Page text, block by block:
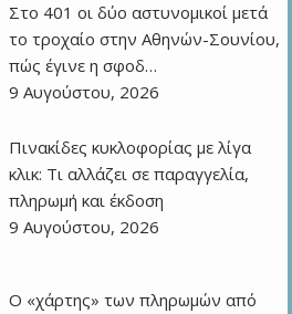
Στο 401 οι δύο αστυνομικοί μετά
το τροχαίο στην Αθηνών-Σουνίου,
πώς έγινε η σφοδ…
9 Αυγούστου, 2026
Πινακίδες κυκλοφορίας με λίγα
κλικ: Τι αλλάζει σε παραγγελία,
πληρωμή και έκδοση
9 Αυγούστου, 2026
Ο «χάρτης» των πληρωμών από